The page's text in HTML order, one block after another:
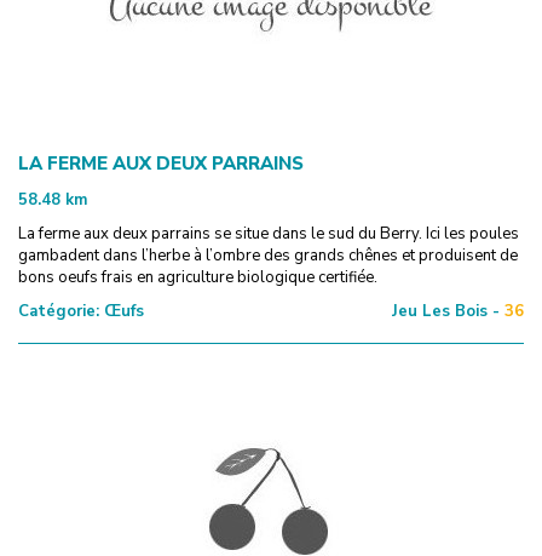
LA FERME AUX DEUX PARRAINS
58.48 km
La ferme aux deux parrains se situe dans le sud du Berry. Ici les poules
gambadent dans l’herbe à l’ombre des grands chênes et produisent de
bons oeufs frais en agriculture biologique certifiée.
Catégorie: Œufs Jeu Les Bois - 36